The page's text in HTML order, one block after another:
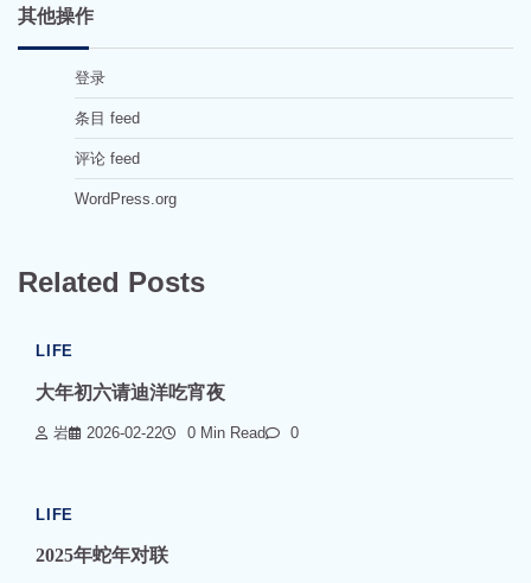
其他操作
登录
条目 feed
评论 feed
WordPress.org
Related Posts
LIFE
大年初六请迪洋吃宵夜
岩 2026-02-22 0 Min Read 0
LIFE
2025年蛇年对联